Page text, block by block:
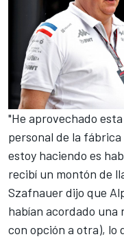
"He aprovechado
personal de la
estoy haciendo es
recibí un montón de
Szafnauer dijo que
habían acordado una
con opción a otra), lo